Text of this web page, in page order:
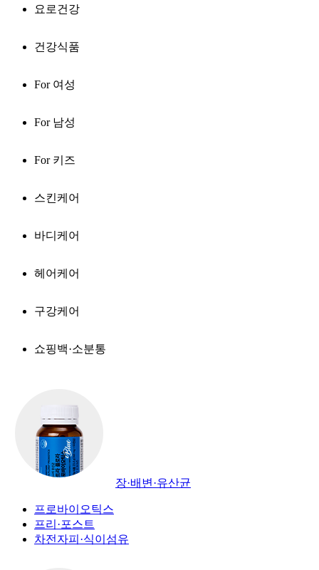
요로건강
건강식품
For 여성
For 남성
For 키즈
스킨케어
바디케어
헤어케어
구강케어
쇼핑백·소분통
장·배변·유산균
프로바이오틱스
프리·포스트
차전자피·식이섬유